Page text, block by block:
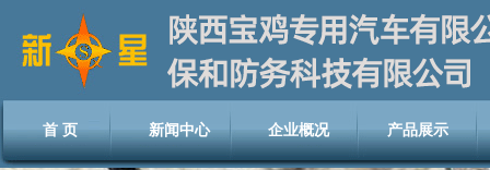
首 页 新闻中心 企业概况 产品展示